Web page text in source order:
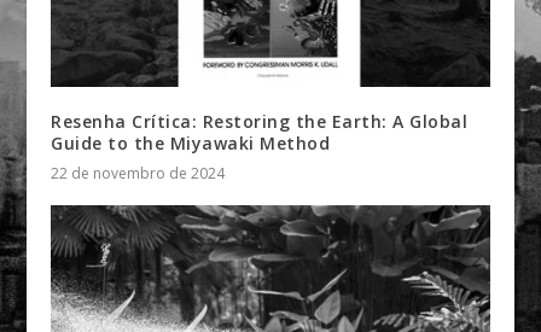
Resenha Crítica: Restoring the Earth: A Global
Guide to the Miyawaki Method
22 de novembro de 2024